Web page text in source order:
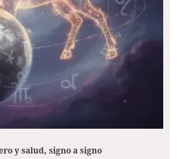
y salud, signo a signo